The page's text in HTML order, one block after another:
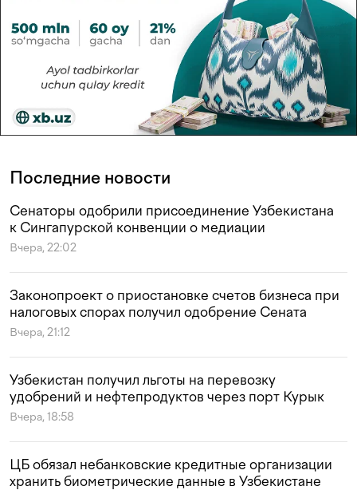
Последние новости
Сенаторы одобрили присоединение Узбекистана
к Сингапурской конвенции о медиации
Вчера, 22:02
Законопроект о приостановке счетов бизнеса при
налоговых спорах получил одобрение Сената
Вчера, 21:12
Узбекистан получил льготы на перевозку
удобрений и нефтепродуктов через порт Курык
Вчера, 18:58
ЦБ обязал небанковские кредитные организации
хранить биометрические данные в Узбекистане